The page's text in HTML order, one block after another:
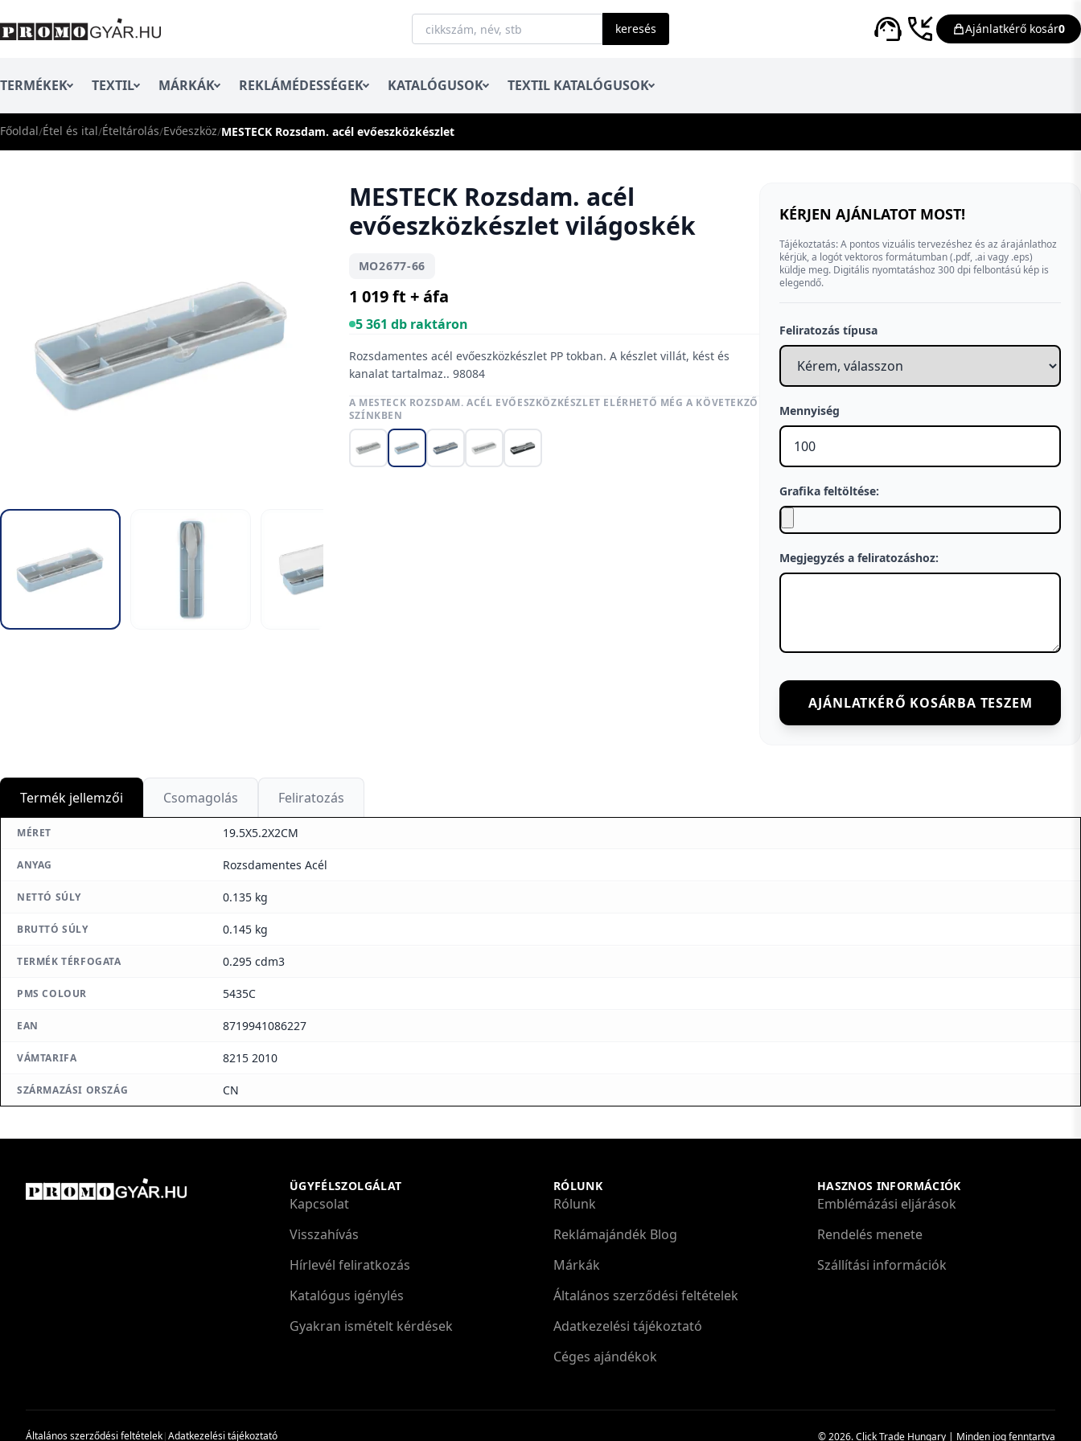
keresés Ajánlatkérő kosár0
TERMÉKEK TEXTIL MÁRKÁK REKLÁMÉDESSÉGEK KATALÓGUSOK TEXTIL KATALÓGUSOK
Főoldal/Étel és ital/Ételtárolás/Evőeszköz/MESTECK Rozsdam. acél evőeszközkészlet
MESTECK Rozsdam. acél
evőeszközkészlet világoskék
MO2677-66
1 019 ft + áfa
5 361 db raktáron
Rozsdamentes acél evőeszközkészlet PP tokban. A készlet villát, kést és
kanalat tartalmaz.. 98084
A MESTECK ROZSDAM. ACÉL EVŐESZKÖZKÉSZLET ELÉRHETŐ MÉG A KÖVETEKZŐ
SZÍNKBEN
KÉRJEN AJÁNLATOT MOST!
Tájékoztatás: A pontos vizuális tervezéshez és az árajánlathoz
kérjük, a logót vektoros formátumban (.pdf, .ai vagy .eps)
küldje meg. Digitális nyomtatáshoz 300 dpi felbontású kép is
elegendő.
Feliratozás típusa
Mennyiség
Grafika feltöltése:
Megjegyzés a feliratozáshoz:
AJÁNLATKÉRŐ KOSÁRBA TESZEM
Termék jellemzői Csomagolás Feliratozás
MÉRET 19.5X5.2X2CM
ANYAG Rozsdamentes Acél
NETTÓ SÚLY 0.135 kg
BRUTTÓ SÚLY 0.145 kg
TERMÉK TÉRFOGATA 0.295 cdm3
PMS COLOUR 5435C
EAN 8719941086227
VÁMTARIFA 8215 2010
SZÁRMAZÁSI ORSZÁG CN
ÜGYFÉLSZOLGÁLAT
Kapcsolat
Visszahívás
Hírlevél feliratkozás
Katalógus igénylés
Gyakran ismételt kérdések
RÓLUNK
Rólunk
Reklámajándék Blog
Márkák
Általános szerződési feltételek
Adatkezelési tájékoztató
Céges ajándékok
HASZNOS INFORMÁCIÓK
Emblémázási eljárások
Rendelés menete
Szállítási információk
Általános szerződési feltételek|Adatkezelési tájékoztató © 2026. Click Trade Hungary | Minden jog fenntartva